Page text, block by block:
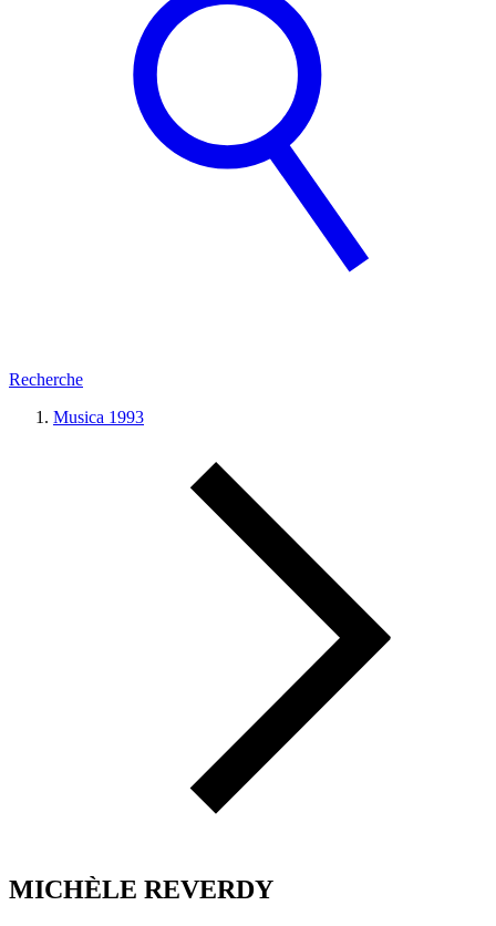
Recherche
Musica 1993
MICHÈLE REVERDY